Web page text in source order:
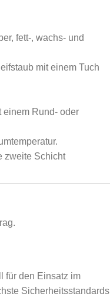
fett-, wachs- und
mit einem Tuch
einem Rund- oder
zweite Schicht
für den Einsatz im
Sicherheitsstandards